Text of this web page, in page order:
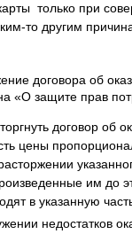
только при
то другим
договора об
«О защите прав
договор об
цены
им до
в указанную
недостатков